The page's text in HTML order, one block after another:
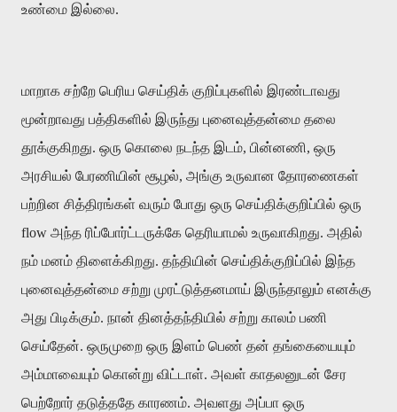
உண்மை இல்லை.
மாறாக சற்றே பெரிய செய்திக் குறிப்புகளில் இரண்டாவது
மூன்றாவது பத்திகளில் இருந்து புனைவுத்தன்மை தலை
தூக்குகிறது. ஒரு கொலை நடந்த இடம், பின்னணி, ஒரு
அரசியல் பேரணியின் சூழல், அங்கு உருவான தோரணைகள்
பற்றின சித்திரங்கள் வரும் போது ஒரு செய்திக்குறிப்பில் ஒரு
flow அந்த ரிப்போர்ட்டருக்கே தெரியாமல் உருவாகிறது. அதில்
நம் மனம் திளைக்கிறது. தந்தியின் செய்திக்குறிப்பில் இந்த
புனைவுத்தன்மை சற்று முரட்டுத்தனமாய் இருந்தாலும் எனக்கு
அது பிடிக்கும். நான் தினத்தந்தியில் சற்று காலம் பணி
செய்தேன். ஒருமுறை ஒரு இளம் பெண் தன் தங்கையையும்
அம்மாவையும் கொன்று விட்டாள். அவள் காதலனுடன் சேர
பெற்றோர் தடுத்ததே காரணம். அவளது அப்பா ஒரு